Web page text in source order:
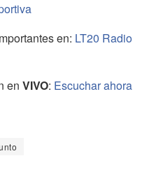
en: LT20 Radio
en VIVO: Escuchar ahora